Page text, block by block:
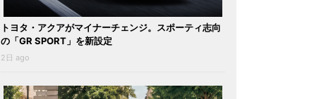
トヨタ・アクアがマイナーチェンジ。スポーティ志向
の「GR SPORT」を新設定
2日 ago